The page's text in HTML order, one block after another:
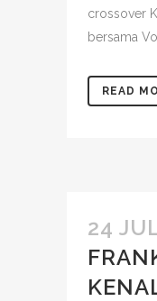
crossover
bersama
READ
24